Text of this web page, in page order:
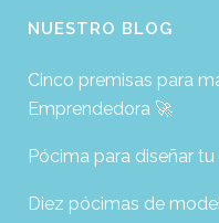
NUESTRO BLOG
Cinco premisas para
Emprendedora 🚀
Pócima para diseñar
Diez pócimas de